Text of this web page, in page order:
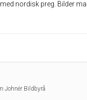
med nordisk preg. Bilder
Johnér Bildbyrå